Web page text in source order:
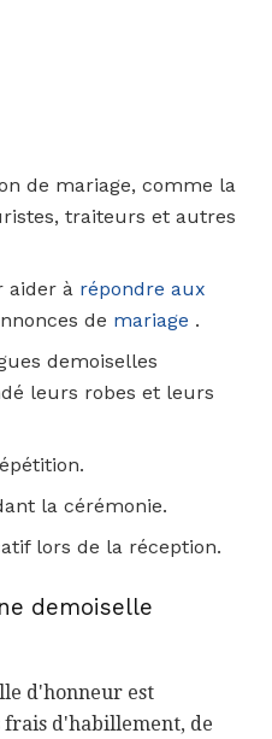
de mariage, comme la
traiteurs et autres
aider à répondre aux
de mariage .
demoiselles
leurs robes et leurs
la cérémonie.
lors de la réception.
demoiselle
d'honneur est
frais d'habillement, de